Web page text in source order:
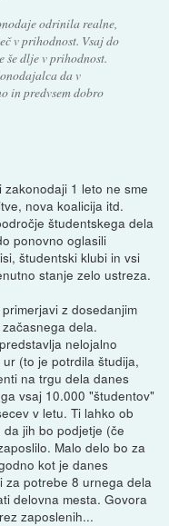
odrinila realne,
v prihodnost. Vsaj do
še dlje v prihodnost.
da v
in predvsem dobro
1 leto ne sme
nova koalicija itd.
študentskega dela
ponovno oglasili
študentski klubi in vsi
stanje zelo ustreza.
z dosedanjim
dela.
nelojalno
(to je potrdila študija,
na trgu dela danes
vsaj 10.000 "študentov"
v letu. Ti lahko ob
jih bo podjetje (če
Malo delo bo za
kot je danes
za potrebe 8 urnega dela
delovna mesta. Govora
zaposlenih...